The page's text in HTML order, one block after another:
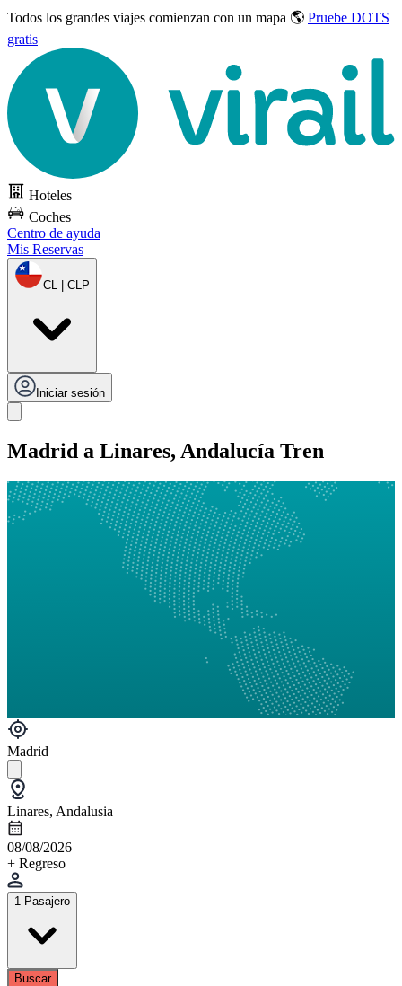
Todos los grandes viajes comienzan con un mapa 🌎 Pruebe DOTS
gratis
Hoteles
Coches
Centro de ayuda
Mis Reservas
CL | CLP
Iniciar sesión
Madrid a Linares, Andalucía Tren
Madrid
Linares, Andalusia
08/08/2026
+ Regreso
1 Pasajero
Buscar